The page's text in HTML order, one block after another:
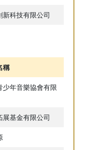
新科技有限公司
稱
少年音樂協會有限
展基金有限公司